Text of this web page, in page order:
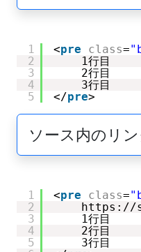
1
2
3
4
5
<pre class=
1行目
2行目
3行目
</pre>
ソース内のリ
1
2
3
4
5
<pre class=
https://
1行目
2行目
3行目